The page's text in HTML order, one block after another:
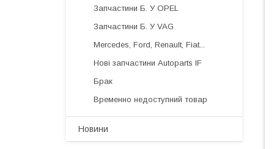
Запчастини Б. У OPEL
Запчастини Б. У VAG
Mercedes, Ford, Renault, Fiat...
Нові запчастини Autoparts IF
Брак
Временно недоступний товар
Новини